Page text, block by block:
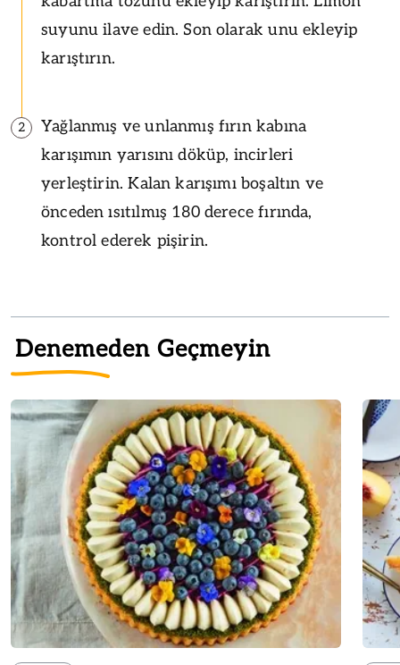
suyunu ilave edin. Son olarak unu ekleyip
karıştırın.
2
Yağlanmış ve unlanmış fırın kabına
karışımın yarısını döküp, incirleri
yerleştirin. Kalan karışımı boşaltın ve
önceden ısıtılmış 180 derece fırında,
kontrol ederek pişirin.
Denemeden Geçmeyin